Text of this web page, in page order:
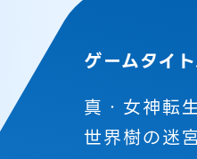
ゲームタイ
真・女神転
世界樹の迷